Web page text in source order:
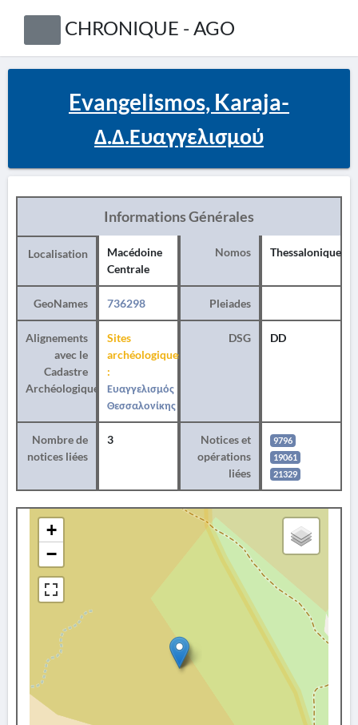
CHRONIQUE - AGO
Evangelismos, Karaja-
Δ.Δ.Ευαγγελισμού
Informations Générales
Localisation
Macédoine
Centrale
Nomos Thessalonique
GeoNames 736298 Pleiades
Alignements
avec le
Cadastre
Archéologique
Sites
archéologiques
:
Ευαγγελισμός
Θεσσαλονίκης
DSG DD
Nombre de
notices liées
3
Notices et
opérations
liées
9796
19061
21329
+
−